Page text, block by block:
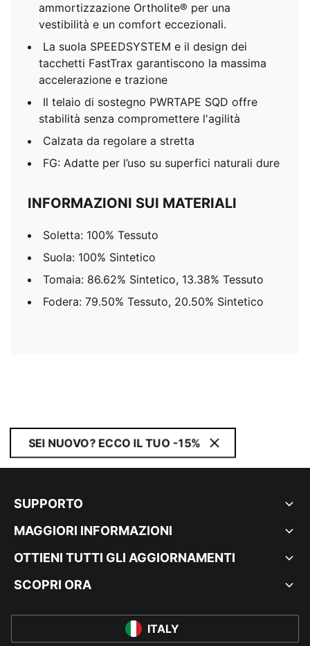
ammortizzazione Ortholite® per una
vestibilità e un comfort eccezionali.
La suola SPEEDSYSTEM e il design dei
tacchetti FastTrax garantiscono la massima
accelerazione e trazione
Il telaio di sostegno PWRTAPE SQD offre
stabilità senza compromettere l'agilità
Calzata da regolare a stretta
FG: Adatte per l’uso su superfici naturali dure
INFORMAZIONI SUI MATERIALI
Soletta: 100% Tessuto
Suola: 100% Sintetico
Tomaia: 86.62% Sintetico, 13.38% Tessuto
Fodera: 79.50% Tessuto, 20.50% Sintetico
SEI NUOVO? ECCO IL TUO -15%
SUPPORTO
MAGGIORI INFORMAZIONI
OTTIENI TUTTI GLI AGGIORNAMENTI
SCOPRI ORA
ITALY